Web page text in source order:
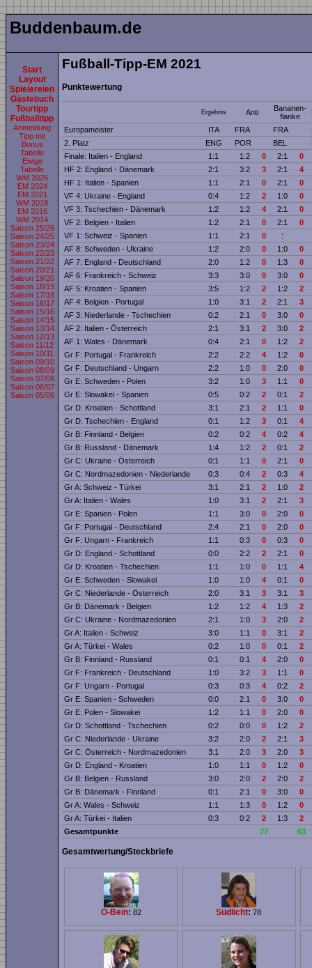
Buddenbaum.de
Start
Layout
Spielereien
Gästebuch
Tourtipp
Fußballtipp
Anmeldung
Tipp mit
Bonus
Tabelle
Ewige
Tabelle
WM 2026
EM 2024
EM 2021
WM 2018
EM 2016
WM 2014
Saison 25/26
Saison 24/25
Saison 23/24
Saison 22/23
Saison 21/22
Saison 20/21
Saison 19/20
Saison 18/19
Saison 17/18
Saison 16/17
Saison 15/16
Saison 14/15
Saison 13/14
Saison 12/13
Saison 11/12
Saison 10/11
Saison 09/10
Saison 08/09
Saison 07/08
Saison 06/07
Saison 05/06
Fußball-Tipp-EM 2021
Punktewertung
Ergebnis Anti
Bananen­
flanke
Europameister ITA FRA FRA
2. Platz
ENG POR BEL
Finale: Italien - England
1:1 1:2 0 2:1
0
HF 2: England - Dänemark
2:1 3:2 3 2:1
4
HF 1: Italien - Spanien
1:1 2:1 0 2:1
0
VF 4: Ukraine - England
0:4 1:2 2 1:0
0
VF 3: Tschechien - Dänemark
1:2 1:2 4 2:1
0
VF 2: Belgien - Italien
1:2 2:1 0 2:1
0
VF 1: Schweiz - Spanien
1:1 2:1 0
:
AF 8: Schweden - Ukraine
1:2 2:0 0 1:0
0
AF 7: England - Deutschland
2:0 1:2 0 1:3
0
AF 6: Frankreich - Schweiz
3:3 3:0 0 3:0
0
AF 5: Kroatien - Spanien
3:5 1:2 2 1:2
2
AF 4: Belgien - Portugal
1:0 3:1 2 2:1
3
AF 3: Niederlande - Tschechien
0:2 2:1 0 3:0
0
AF 2: Italien - Österreich
2:1 3:1 2 3:0
2
AF 1: Wales - Dänemark
0:4 2:1 0 1:2
2
Gr F: Portugal - Frankreich
2:2 2:2 4 1:2
0
Gr F: Deutschland - Ungarn
2:2 1:0 0 2:0
0
Gr E: Schweden - Polen
3:2 1:0 3 1:1
0
Gr E: Slowakei - Spanien
0:5 0:2 2 0:1
2
Gr D: Kroatien - Schottland
3:1 2:1 2 1:1
0
Gr D: Tschechien - England
0:1 1:2 3 0:1
4
Gr B: Finnland - Belgien
0:2 0:2 4 0:2
4
Gr B: Russland - Dänemark
1:4 1:2 2 0:1
2
Gr C: Ukraine - Österreich
0:1 1:1 0 2:1
0
Gr C: Nordmazedonien - Niederlande
0:3 0:4 2 0:3
4
Gr A: Schweiz - Türkei
3:1 2:1 2 1:0
2
Gr A: Italien - Wales
1:0 3:1 2 2:1
3
Gr E: Spanien - Polen
1:1 3:0 0 2:0
0
Gr F: Portugal - Deutschland
2:4 2:1 0 2:0
0
Gr F: Ungarn - Frankreich
1:1 0:3 0 0:3
0
Gr D: England - Schottland
0:0 2:2 2 2:1
0
Gr D: Kroatien - Tschechien
1:1 1:0 0 1:1
4
Gr E: Schweden - Slowakei
1:0 1:0 4 0:1
0
Gr C: Niederlande - Österreich
2:0 3:1 3 3:1
3
Gr B: Dänemark - Belgien
1:2 1:2 4 1:3
2
Gr C: Ukraine - Nordmazedonien
2:1 1:0 3 2:0
2
Gr A: Italien - Schweiz
3:0 1:1 0 3:1
2
Gr A: Türkei - Wales
0:2 1:0 0 0:1
2
Gr B: Finnland - Russland
0:1 0:1 4 2:0
0
Gr F: Frankreich - Deutschland
1:0 3:2 3 1:1
0
Gr F: Ungarn - Portugal
0:3 0:3 4 0:2
2
Gr E: Spanien - Schweden
0:0 2:1 0 3:0
0
Gr E: Polen - Slowakei
1:2 1:1 0 2:0
0
Gr D: Schottland - Tschechien
0:2 0:0 0 1:2
2
Gr C: Niederlande - Ukraine
3:2 2:0 2 2:1
3
Gr C: Österreich - Nordmazedonien
3:1 2:0 3 2:0
3
Gr D: England - Kroatien
1:0 1:1 0 1:2
0
Gr B: Belgien - Russland
3:0 2:0 2 2:0
2
Gr B: Dänemark - Finnland
0:1 2:1 0 3:0
0
Gr A: Wales - Schweiz
1:1 1:3 0 1:2
0
Gr A: Türkei - Italien
0:3 0:2 2 1:3
2
Gesamtpunkte
77 63
Gesamtwertung/Steckbriefe
O-Bein: 82 Südlicht: 78